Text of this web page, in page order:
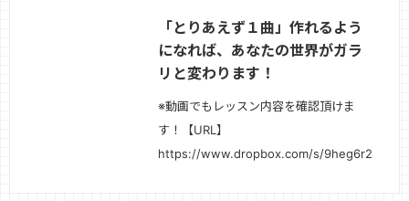
「とりあえず１曲」作れるよう
になれば、あなたの世界がガラ
リと変わります！
※動画でもレッスン内容を確認頂けま
す！【URL】
https://www.dropbox.com/s/